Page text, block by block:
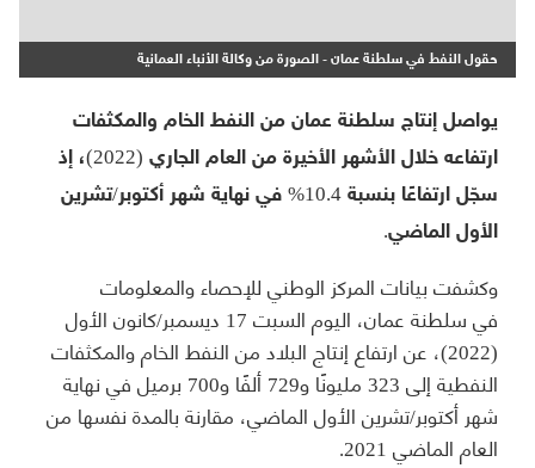
حقول النفط في سلطنة عمان - الصورة من وكالة الأنباء العمانية
يواصل إنتاج سلطنة عمان من النفط الخام والمكثفات
ارتفاعه خلال الأشهر الأخيرة من العام الجاري (2022)، إذ
سجّل ارتفاعًا بنسبة 10.4% في نهاية شهر أكتوبر/تشرين
الأول الماضي.
وكشفت بيانات المركز الوطني للإحصاء والمعلومات
في سلطنة عمان، اليوم السبت 17 ديسمبر/كانون الأول
(2022)، عن ارتفاع إنتاج البلاد من النفط الخام والمكثفات
النفطية إلى 323 مليونًا و729 ألفًا و700 برميل في نهاية
شهر أكتوبر/تشرين الأول الماضي، مقارنة بالمدة نفسها من
العام الماضي 2021.